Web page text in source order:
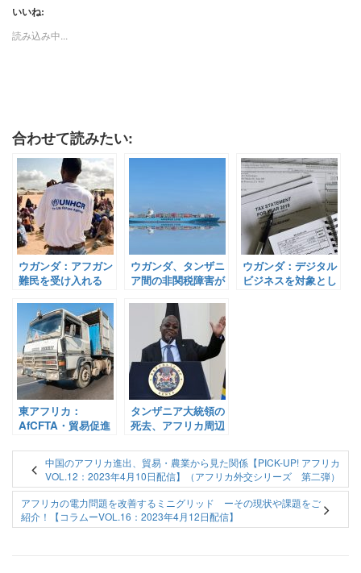
いいね:
読み込み中...
合わせて読みたい:
ウガンダ：アフガン
難民を受け入れる
カ Vol. 208：2021年
8月19日配信】
ウガンダ、タンザニ
ア間の非関税障害が
アフリカ Vol. 8：
2022年2月15日配
ウガンダ：デジタル
ビジネスを対象とし
東アフリカ：
AfCFTA・貿易促進
ご紹介！（アジェン
ダ2063シリーズ 第
四弾）【Pick-Up!
アフリカ Vol. 2：
2023年2月15日配
信】
タンザニア大統領の
死去、アフリカ周辺
への影響は？
【Pick-Up! アフリ
カ Vol. 131：2021年
3月18日配信】
中国のアフリカ進出、貿易・農業から見た関係【PICK-UP! アフリカ
VOL.12：2023年4月10日配信】（アフリカ外交シリーズ 第二弾）
アフリカの電力問題を改善するミニグリッド ーその現状や課題をご
紹介！【コラムーVOL.16：2023年4月12日配信】